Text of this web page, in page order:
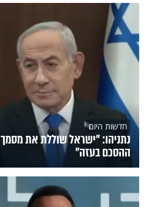
חדשות היום
ההסכם בעזה"